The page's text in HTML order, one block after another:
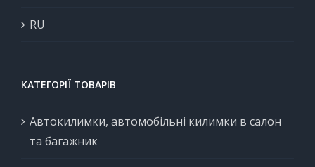
RU
КАТЕГОРІЇ ТОВАРІВ
Автокилимки, автомобільні килимки в салон
та багажник